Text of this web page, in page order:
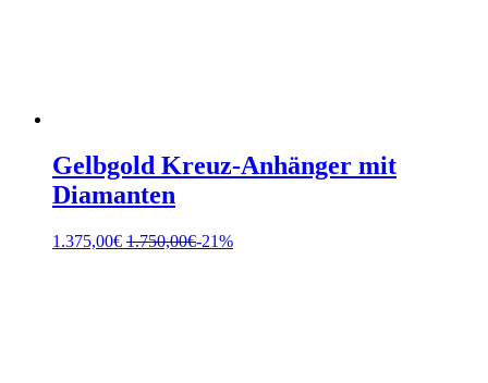
Gelbgold Kreuz-Anhänger mit
Diamanten
1.375,00€ 1.750,00€-21%